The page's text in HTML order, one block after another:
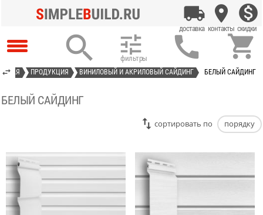
   
ПРОДУКЦИЯ ВИНИЛОВЫЙ И АКРИЛОВЫЙ САЙДИНГ БЕЛЫЙ САЙДИНГ
БЕЛЫЙ САЙДИНГ
cортировать по порядку